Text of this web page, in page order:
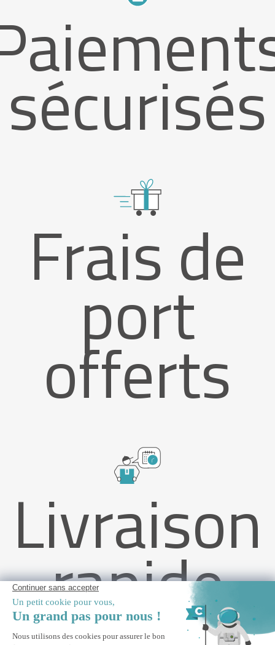
sécurisés
Frais de
port
offerts
Livraison
rapide